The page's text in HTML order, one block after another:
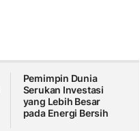
Pemimpin Dunia
Serukan Investasi
yang Lebih Besar
pada Energi Bersih